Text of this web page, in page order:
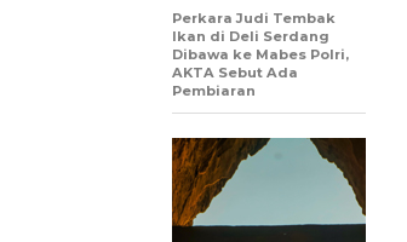
Perkara Judi Tembak
Ikan di Deli Serdang
Dibawa ke Mabes Polri,
AKTA Sebut Ada
Pembiaran